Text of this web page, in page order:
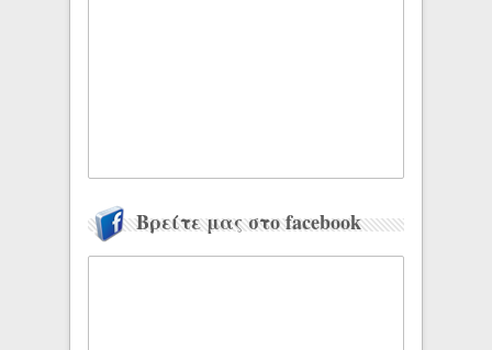
Βρείτε μας στο facebook